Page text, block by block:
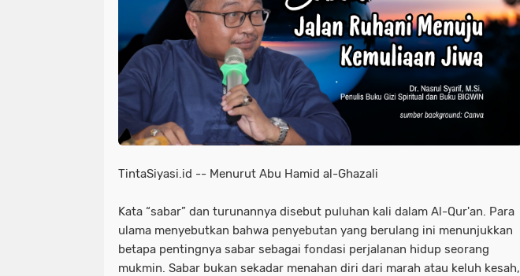
TintaSiyasi.id -- Menurut Abu Hamid al-Ghazali
Kata “sabar” dan turunannya disebut puluhan kali dalam Al-Qur'an. Para
ulama menyebutkan bahwa penyebutan yang berulang ini menunjukkan
betapa pentingnya sabar sebagai fondasi perjalanan hidup seorang
mukmin. Sabar bukan sekadar menahan diri dari marah atau keluh kesah,